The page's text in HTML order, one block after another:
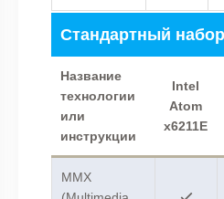
Стандартный
Название
технологии
или
инструкции
Intel
Atom
x6211E
MMX